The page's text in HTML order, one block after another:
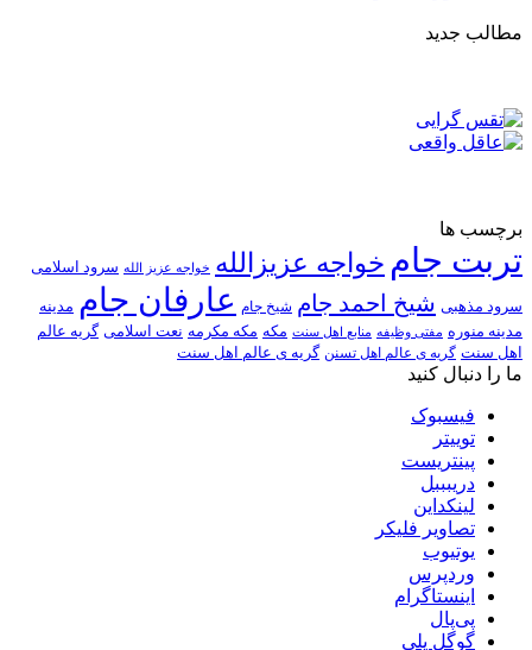
مطالب جدید
برچسب ها
تربت جام خواجه عزیزالله خواجه عزیز الله سرود اسلامی
سرود مذهبی شیخ احمد جام شیخ جام عارفان جام مدینه
مدینه منوره مفتی وظیفه منابع اهل سنت مکه مکه مکرمه نعت اسلامی گریه عالم
اهل سنت گریه ی عالم اهل تسنن گریه ی عالم اهل سنت
ما را دنبال کنید
فیسبوک
توییتر
پینتریست
دریبببل
لینکداین
تصاویر فلیکر
یوتیوب
وردپرس
اینستاگرام
پی‌پال
گوگل پلی